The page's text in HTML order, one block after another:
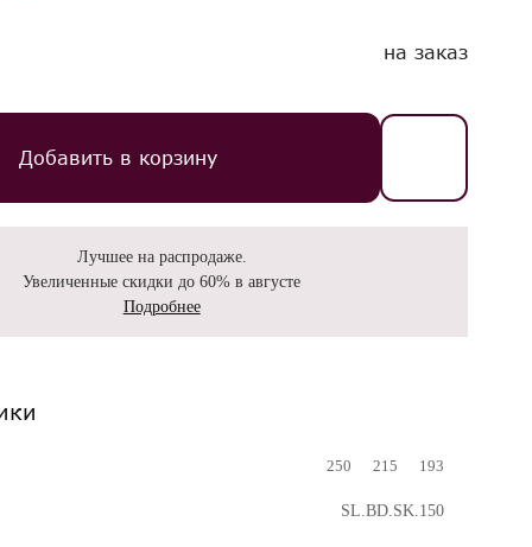
на заказ
Добавить в корзину
Лучшее на распродаже.
Увеличенные скидки до 60% в августе
Подробнее
250 215 193
SL.BD.SK.150